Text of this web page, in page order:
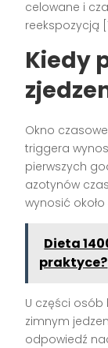
celowane i
reekspozycją
Kiedy
Okno
triggera
pierwszych
azotynów
wynosić
Dieta
praktyce?
U części
zimnym
odpowiedź